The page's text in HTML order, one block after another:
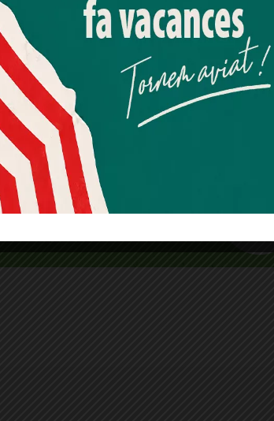
Més informació Acceptar Rebutjar tot
Quan l’usuari crea un compte al Diari el Jardí, dona
consentiment explícit per rebre comunicacions
informatives relacionades amb el servei.
consentiment pot ser revocat en qualsevol
mitjançant l’enllaç de baixa present a tots els